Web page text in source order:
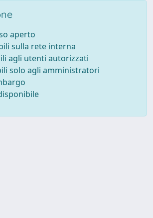
aperto
sulla rete interna
agli utenti autorizzati
solo agli amministratori